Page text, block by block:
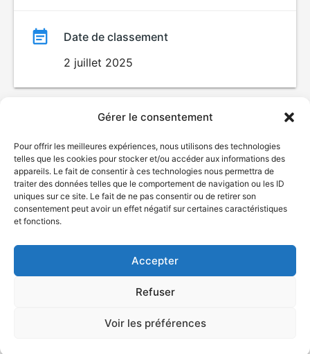
Gérer le consentement
Pour offrir les meilleures expériences, nous utilisons des technologies
telles que les cookies pour stocker et/ou accéder aux informations des
appareils. Le fait de consentir à ces technologies nous permettra de
traiter des données telles que le comportement de navigation ou les ID
uniques sur ce site. Le fait de ne pas consentir ou de retirer son
consentement peut avoir un effet négatif sur certaines caractéristiques
et fonctions.
Accepter
Refuser
Voir les préférences
Date de classement
2 juillet 2025
© Gouvernement du Québec, 2026
Plan du site
Accessibilité
Accès à l'information
Déclaration de services